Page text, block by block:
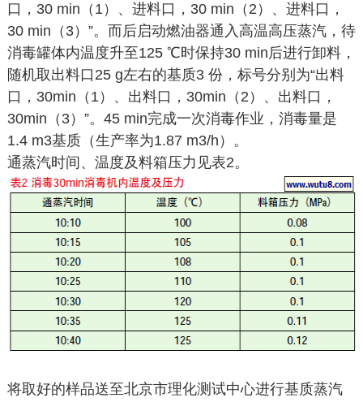
口，30 min（1）、进料口，30 min（2）、进料口，
30 min（3）”。而后启动燃油器通入高温高压蒸汽，待
消毒罐体内温度升至125 ℃时保持30 min后进行卸料，
随机取出料口25 g左右的基质3 份，标号分别为“出料
口，30min（1）、出料口，30min（2）、出料口，
30min（3）”。45 min完成一次消毒作业，消毒量是
1.4 m3基质（生产率为1.87 m3/h）。
通蒸汽时间、温度及料箱压力见表2。
将取好的样品送至北京市理化测试中心进行基质蒸汽